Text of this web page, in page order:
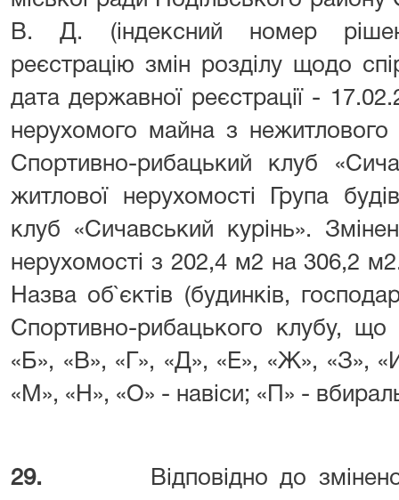
В. Д. (індексний номер
реєстрацію змін розділу щодо
дата державної реєстрації -
нерухомого майна з
Спортивно-рибацький клуб
житлової нерухомості Група
клуб «Сичавський курінь».
нерухомості з 202,4 м2 на 306,2
Назва об`єктів (будинків,
Спортивно-рибацького клубу, що
«Б», «В», «Г», «Д», «Е», «Ж», «З»,
«М», «Н», «О» - навіси; «П» -
29.
Відповідно до